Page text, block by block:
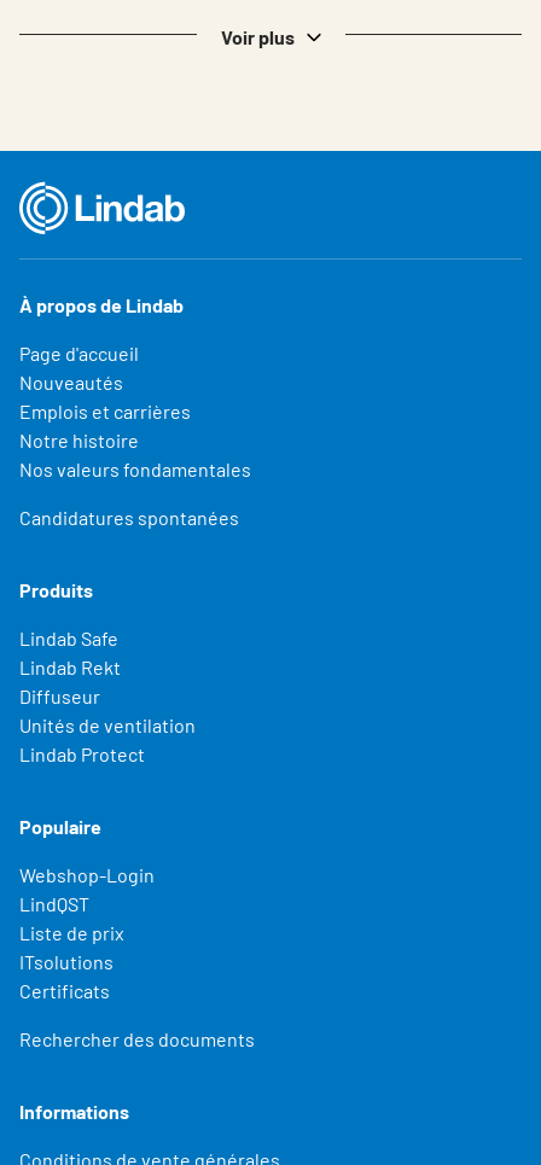
Voir plus
À propos de Lindab
Page d'accueil
Nouveautés
Emplois et carrières
Notre histoire
Nos valeurs fondamentales
Candidatures spontanées
Produits
Lindab Safe
Lindab Rekt
Diffuseur
Unités de ventilation
Lindab Protect
Populaire
Webshop-Login
LindQST
Liste de prix
ITsolutions
Certificats
Rechercher des documents
Informations
Conditions de vente générales